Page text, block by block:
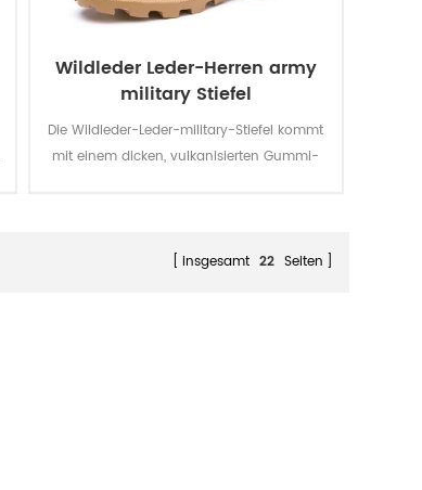
Wildleder Leder-Herren army
military Stiefel
Die Wildleder-Leder-military-Stiefel kommt
mit einem dicken, vulkanisierten Gummi-
Leder eine gute Qualität, langlebig,
insgesamt 22 Seiten